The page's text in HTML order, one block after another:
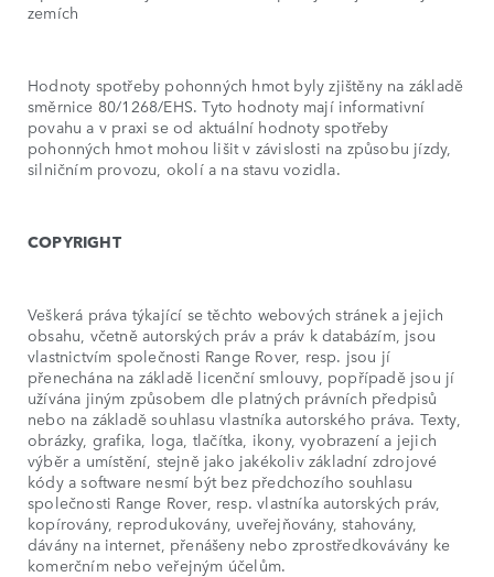
zemích
Hodnoty spotřeby pohonných hmot byly zjištěny na základě
směrnice 80/1268/EHS. Tyto hodnoty mají informativní
povahu a v praxi se od aktuální hodnoty spotřeby
pohonných hmot mohou lišit v závislosti na způsobu jízdy,
silničním provozu, okolí a na stavu vozidla.
COPYRIGHT
Veškerá práva týkající se těchto webových stránek a jejich
obsahu, včetně autorských práv a práv k databázím, jsou
vlastnictvím společnosti Range Rover, resp. jsou jí
přenechána na základě licenční smlouvy, popřípadě jsou jí
užívána jiným způsobem dle platných právních předpisů
nebo na základě souhlasu vlastníka autorského práva. Texty,
obrázky, grafika, loga, tlačítka, ikony, vyobrazení a jejich
výběr a umístění, stejně jako jakékoliv základní zdrojové
kódy a software nesmí být bez předchozího souhlasu
společnosti Range Rover, resp. vlastníka autorských práv,
kopírovány, reprodukovány, uveřejňovány, stahovány,
dávány na internet, přenášeny nebo zprostředkovávány ke
komerčním nebo veřejným účelům.